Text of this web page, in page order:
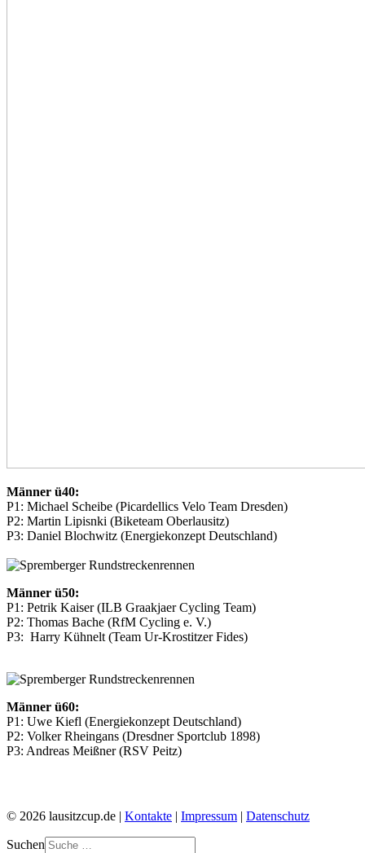
Männer ü40:
P1: Michael Scheibe (Picardellics Velo Team Dresden)
P2: Martin Lipisnki (Biketeam Oberlausitz)
P3: Daniel Blochwitz (Energiekonzept Deutschland)
Männer ü50:
P1: Petrik Kaiser (ILB Graakjaer Cycling Team)
P2: Thomas Bache (RfM Cycling e. V.)
P3: Harry Kühnelt (Team Ur-Krostitzer Fides)
Männer ü60:
P1: Uwe Kiefl (Energiekonzept Deutschland)
P2: Volker Rheingans (Dresdner Sportclub 1898)
P3: Andreas Meißner (RSV Peitz)
© 2026 lausitzcup.de | Kontakte | Impressum | Datenschutz
Suchen